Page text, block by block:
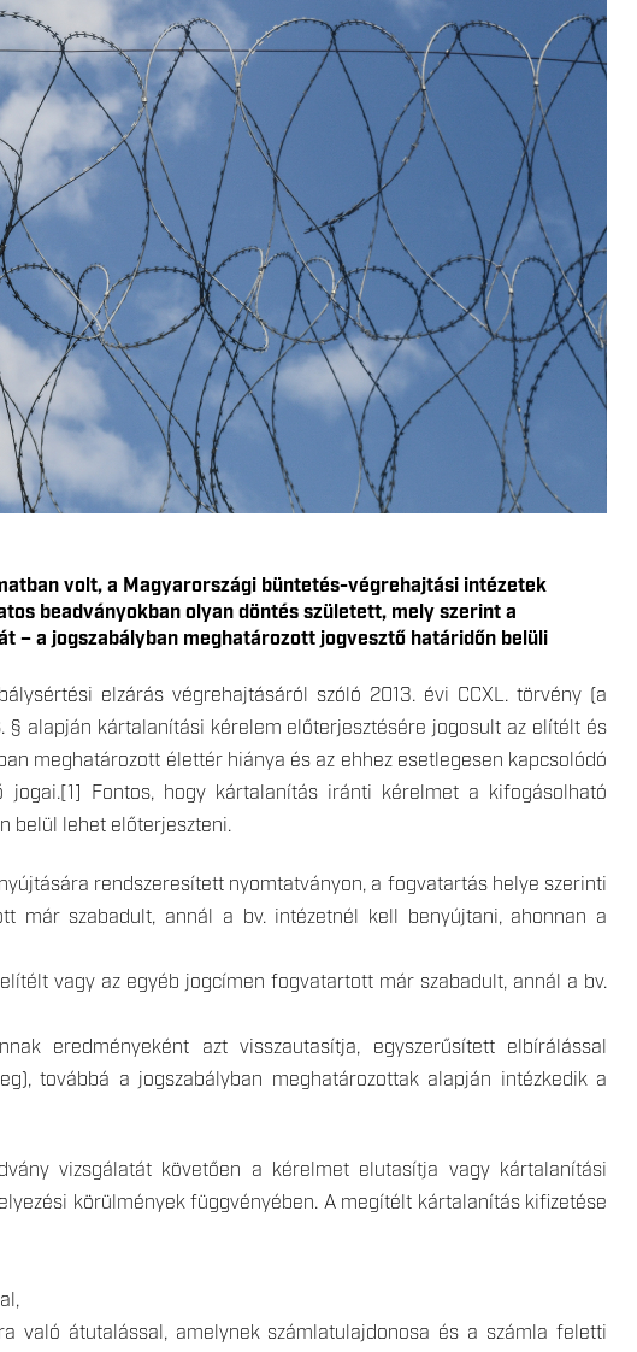
volt, a Magyarországi büntetés-végrehajtási intézetek
beadványokban olyan döntés született, mely szerint a
– a jogszabályban meghatározott jogvesztő határidőn belüli
elzárás végrehajtásáról szóló 2013. évi CCXL. törvény (a
§ alapján kártalanítási kérelem előterjesztésére jogosult az elítélt és
meghatározott élettér hiánya és az ehhez esetlegesen kapcsolódó
Fontos, hogy kártalanítás iránti kérelmet a kifogásolható
belül lehet előterjeszteni.
rendszeresített nyomtatványon, a fogvatartás helye szerinti
már szabadult, annál a bv. intézetnél kell benyújtani, ahonnan a
vagy az egyéb jogcímen fogvatartott már szabadult, annál a bv.
eredményeként azt visszautasítja, egyszerűsített elbírálással
továbbá a jogszabályban meghatározottak alapján intézkedik a
vizsgálatát követően a kérelmet elutasítja vagy kártalanítási
körülmények függvényében. A megítélt kártalanítás kifizetése
átutalással, amelynek számlatulajdonosa és a számla feletti